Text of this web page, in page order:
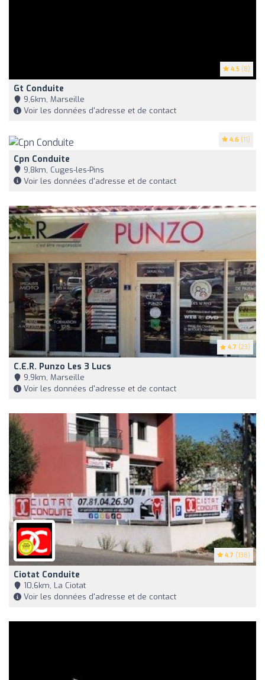
4.5 (8)
Gt Conduite
9,6km, Marseille
Voir les données d'adresse et de contact
4.6 (11)
Cpn Conduite
9,8km, Cuges-les-Pins
Voir les données d'adresse et de contact
4.7 (23)
C.e.r. Punzo Les 3 Lucs
9,9km, Marseille
Voir les données d'adresse et de contact
4.7 (138)
Ciotat Conduite
10,6km, La Ciotat
Voir les données d'adresse et de contact